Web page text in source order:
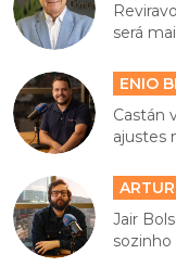
será
ENIO
Castán
ajustes
Jair
sozinho